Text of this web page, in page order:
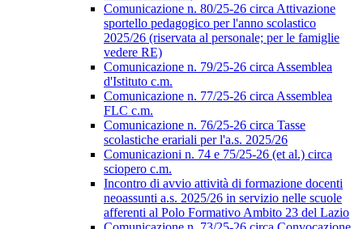
Comunicazione n. 80/25-26 circa Attivazione
sportello pedagogico per l'anno scolastico
2025/26 (riservata al personale; per le famiglie
vedere RE)
Comunicazione n. 79/25-26 circa Assemblea
d'Istituto c.m.
Comunicazione n. 77/25-26 circa Assemblea
FLC c.m.
Comunicazione n. 76/25-26 circa Tasse
scolastiche erariali per l'a.s. 2025/26
Comunicazioni n. 74 e 75/25-26 (et al.) circa
sciopero c.m.
Incontro di avvio attività di formazione docenti
neoassunti a.s. 2025/26 in servizio nelle scuole
afferenti al Polo Formativo Ambito 23 del Lazio